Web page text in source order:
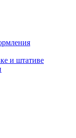
и штативе